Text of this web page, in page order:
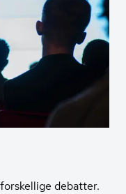
debatter.